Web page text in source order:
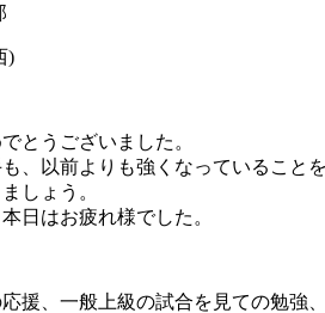
)
とうございました。
、以前よりも強くなっていること
しょう。
日はお疲れ様でした。
援、一般上級の試合を見ての勉強